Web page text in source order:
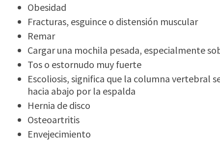
Obesidad
Fracturas, esguince o distensión muscular
Remar
Cargar una mochila pesada, especialmente
Tos o estornudo muy fuerte
Escoliosis, significa que la columna vertebral
hacia abajo por la espalda
Hernia de disco
Osteoartritis
Envejecimiento